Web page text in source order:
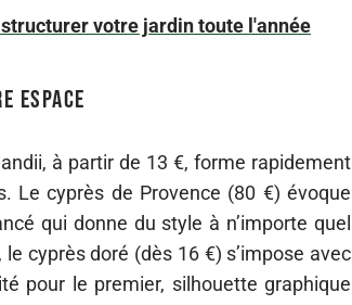
votre jardin toute l'année
espace
à partir de 13 €, forme rapidement
Le cyprès de Provence (80 €) évoque
qui donne du style à n’importe quel
cyprès doré (dès 16 €) s’impose avec
pour le premier, silhouette graphique